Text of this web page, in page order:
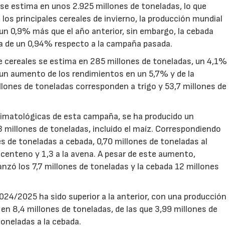
estima en unos 2.925 millones de toneladas, lo que
principales cereales de invierno, la producción mundial
0,9% más que el año anterior, sin embargo, la cebada
un 0,94% respecto a la campaña pasada.
se estima en 285 millones de toneladas, un 4,1%
aumento de los rendimientos en un 5,7% y de la
de toneladas corresponden a trigo y 53,7 millones de
de esta campaña, se ha producido un
de toneladas, incluido el maíz. Correspondiendo
toneladas a cebada, 0,70 millones de toneladas al
y 1,3 a la avena. A pesar de este aumento,
los 7,7 millones de toneladas y la cebada 12 millones
2025 ha sido superior a la anterior, con una producción
8,4 millones de toneladas, de las que 3,99 millones de
a la cebada.
22/07/2026